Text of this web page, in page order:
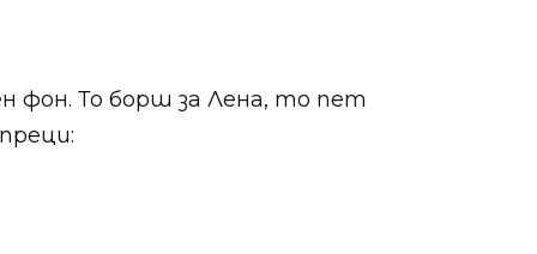
фон. То борш за Лена, то пет